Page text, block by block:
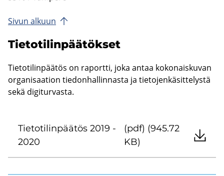
Sivun al­kuun
Tie­to­ti­lin­pää­tök­set
Tie­to­ti­lin­pää­tös on ra­port­ti, joka antaa ko­ko­nais­ku­van
or­ga­ni­saa­tion tie­don­hal­lin­nas­ta ja tie­to­jen­kä­sit­te­lys­tä
sekä di­gi­tur­vas­ta.
Tie­to­ti­lin­pää­tös 2019 -
2020
(pdf) (945.72
KB)